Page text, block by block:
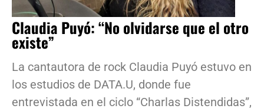
Claudia Puyó: “No olvidarse que el otro
existe”
La cantautora de rock Claudia Puyó estuvo en
los estudios de DATA.U, donde fue
entrevistada en el ciclo “Charlas Distendidas”,